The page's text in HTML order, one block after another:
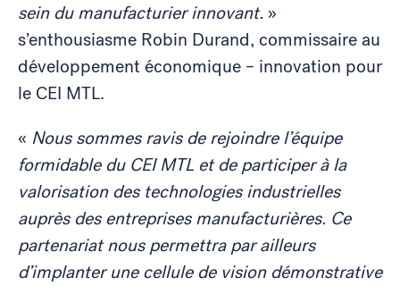
sein du manufacturier innovant. »
s’enthousiasme Robin Durand, commissaire au
développement économique – innovation pour
le CEI MTL.
« Nous sommes ravis de rejoindre l’équipe
formidable du CEI MTL et de participer à la
valorisation des technologies industrielles
auprès des entreprises manufacturières. Ce
partenariat nous permettra par ailleurs
d’implanter une cellule de vision démonstrative